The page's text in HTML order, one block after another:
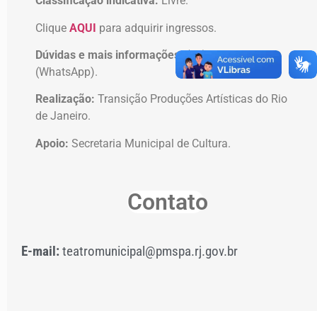
Clique AQUI para adquirir ingressos.
Dúvidas e mais informações:(21) 99714-4940
(WhatsApp).
Realização: Transição Produções Artísticas do Rio
de Janeiro.
Apoio: Secretaria Municipal de Cultura.
Contato
E-mail:teatromunicipal@pmspa.rj.gov.br